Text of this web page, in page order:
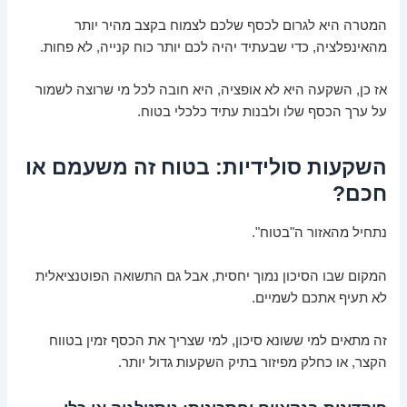
המטרה היא לגרום לכסף שלכם לצמוח בקצב מהיר יותר
מהאינפלציה, כדי שבעתיד יהיה לכם יותר כוח קנייה, לא פחות.
אז כן, השקעה היא לא אופציה, היא חובה לכל מי שרוצה לשמור
על ערך הכסף שלו ולבנות עתיד כלכלי בטוח.
השקעות סולידיות: בטוח זה משעמם או
חכם?
נתחיל מהאזור ה"בטוח".
המקום שבו הסיכון נמוך יחסית, אבל גם התשואה הפוטנציאלית
לא תעיף אתכם לשמיים.
זה מתאים למי ששונא סיכון, למי שצריך את הכסף זמין בטווח
הקצר, או כחלק מפיזור בתיק השקעות גדול יותר.